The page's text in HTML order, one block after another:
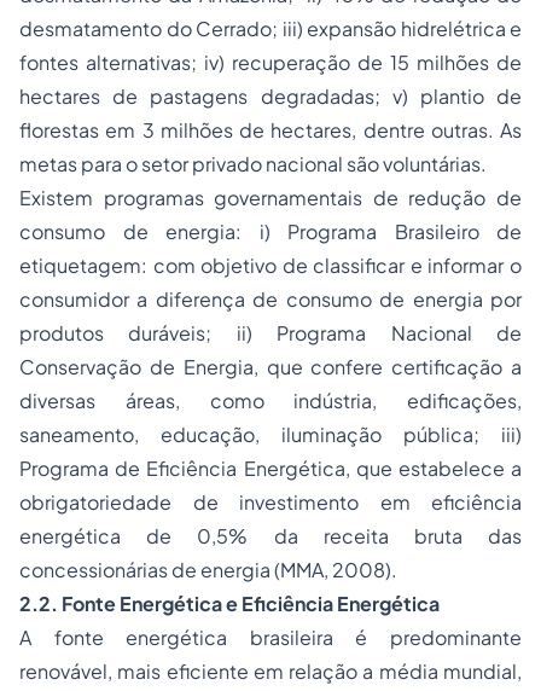
desmatamento do Cerrado; iii) expansão hidrelétrica e
fontes alternativas; iv) recuperação de 15 milhões de
hectares de pastagens degradadas; v) plantio de
florestas em 3 milhões de hectares, dentre outras. As
metas para o setor privado nacional são voluntárias.
Existem programas governamentais de redução de
consumo de energia: i) Programa Brasileiro de
etiquetagem: com objetivo de classificar e informar o
consumidor a diferença de consumo de energia por
produtos duráveis; ii) Programa Nacional de
Conservação de Energia, que confere certificação a
diversas áreas, como indústria, edificações,
saneamento, educação, iluminação pública; iii)
Programa de Eficiência Energética, que estabelece a
obrigatoriedade de investimento em eficiência
energética de 0,5% da receita bruta das
concessionárias de energia (MMA, 2008).
2.2. Fonte Energética e Eficiência Energética
A fonte energética brasileira é predominante
renovável, mais eficiente em relação a média mundial,